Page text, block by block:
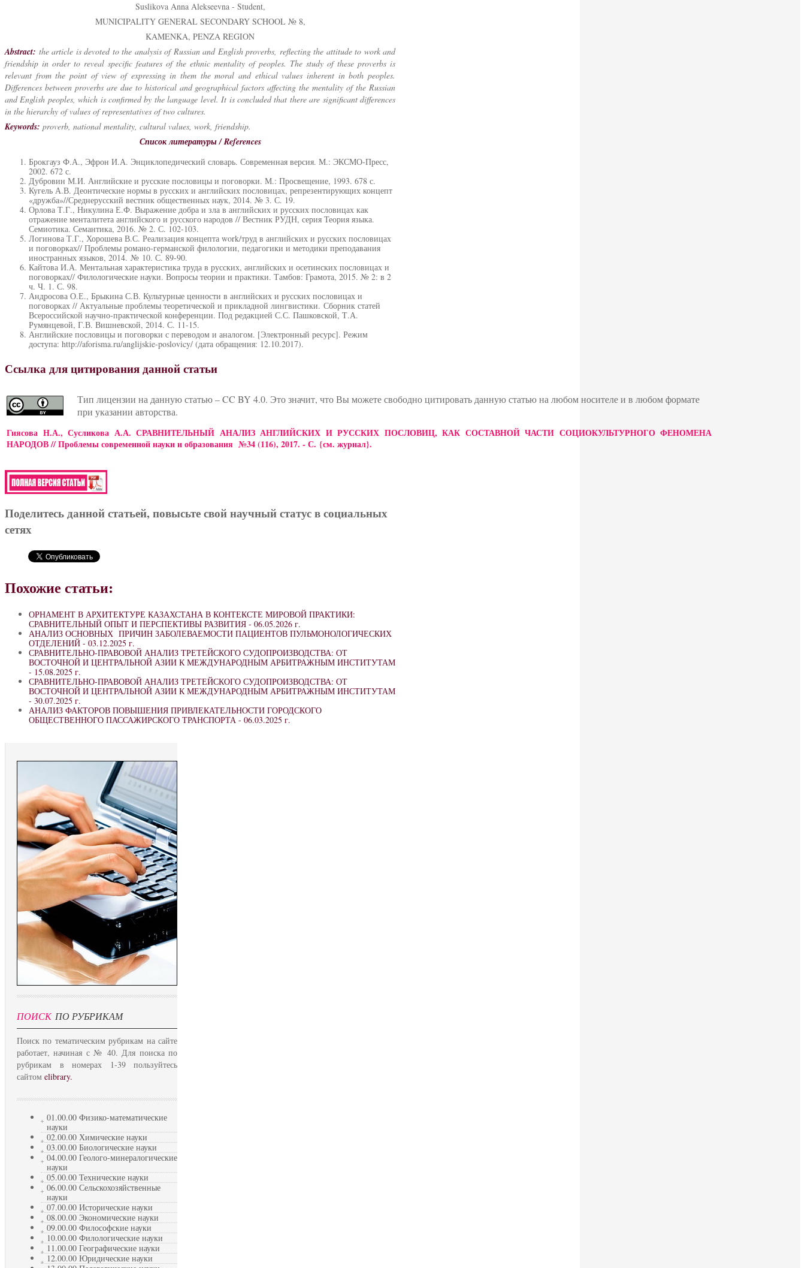
Suslikova Anna Alekseevna - Student,
MUNICIPALITY GENERAL SECONDARY SCHOOL № 8,
KAMENKA, PENZA REGION
Abstract: the article is devoted to the analysis of Russian and English proverbs, reflecting the attitude to work and
friendship in order to reveal specific features of the ethnic mentality of peoples. The study of these proverbs is
relevant from the point of view of expressing in them the moral and ethical values inherent in both peoples.
Differences between proverbs are due to historical and geographical factors affecting the mentality of the Russian
and English peoples, which is confirmed by the language level. It is concluded that there are significant differences
in the hierarchy of values of representatives of two cultures.
Keywords: proverb, national mentality, cultural values, work, friendship.
Список литературы / References
Брокгауз Ф.А., Эфрон И.А. Энциклопедический словарь. Современная версия. М.: ЭКСМО-Пресс,
2002. 672 с.
Дубровин М.И. Английские и русские пословицы и поговорки. М.: Просвещение, 1993. 678 с.
Кугель А.В. Деонтические нормы в русских и английских пословицах, репрезентирующих концепт
«дружба»//Среднерусский вестник общественных наук, 2014. № 3. С. 19.
Орлова Т.Г., Никулина Е.Ф. Выражение добра и зла в английских и русских пословицах как
отражение менталитета английского и русского народов // Вестник РУДН, серия Теория языка.
Семиотика. Семантика, 2016. № 2. С. 102-103.
Логинова Т.Г., Хорошева В.С. Реализация концепта work/труд в английских и русских пословицах
и поговорках// Проблемы романо-германской филологии, педагогики и методики преподавания
иностранных языков, 2014. № 10. С. 89-90.
Кайтова И.А. Ментальная характеристика труда в русских, английских и осетинских пословицах и
поговорках// Филологические науки. Вопросы теории и практики. Тамбов: Грамота, 2015. № 2: в 2
ч. Ч. 1. С. 98.
Андросова О.Е., Брыкина С.В. Культурные ценности в английских и русских пословицах и
поговорках // Актуальные проблемы теоретической и прикладной лингвистики. Сборник статей
Всероссийской научно-практической конференции. Под редакцией С.С. Пашковской, Т.А.
Румянцевой, Г.В. Вишневской, 2014. С. 11-15.
Английские пословицы и поговорки с переводом и аналогом. [Электронный ресурс]. Режим
доступа: http://aforisma.ru/anglijskie-poslovicy/ (дата обращения: 12.10.2017).
Ссылка для цитирования данной статьи
Тип лицензии на данную статью – CC BY 4.0. Это значит, что Вы можете свободно цитировать данную статью на любом носителе и в любом формате
при указании авторства.
Гиясова Н.А., Сусликова А.А. СРАВНИТЕЛЬНЫЙ АНАЛИЗ АНГЛИЙСКИХ И РУССКИХ ПОСЛОВИЦ, КАК СОСТАВНОЙ ЧАСТИ СОЦИОКУЛЬТУРНОГО ФЕНОМЕНА
НАРОДОВ // Проблемы современной науки и образования №34 (116), 2017. - С. {см. журнал}.
Поделитесь данной статьей, повысьте свой научный статус в социальных
сетях
Похожие статьи:
ОРНАМЕНТ В АРХИТЕКТУРЕ КАЗАХСТАНА В КОНТЕКСТЕ МИРОВОЙ ПРАКТИКИ:
СРАВНИТЕЛЬНЫЙ ОПЫТ И ПЕРСПЕКТИВЫ РАЗВИТИЯ - 06.05.2026 г.
АНАЛИЗ ОСНОВНЫХ ПРИЧИН ЗАБОЛЕВАЕМОСТИ ПАЦИЕНТОВ ПУЛЬМОНОЛОГИЧЕСКИХ
ОТДЕЛЕНИЙ - 03.12.2025 г.
СРАВНИТЕЛЬНО-ПРАВОВОЙ АНАЛИЗ ТРЕТЕЙСКОГО СУДОПРОИЗВОДСТВА: ОТ
ВОСТОЧНОЙ И ЦЕНТРАЛЬНОЙ АЗИИ К МЕЖДУНАРОДНЫМ АРБИТРАЖНЫМ ИНСТИТУТАМ
- 15.08.2025 г.
СРАВНИТЕЛЬНО-ПРАВОВОЙ АНАЛИЗ ТРЕТЕЙСКОГО СУДОПРОИЗВОДСТВА: ОТ
ВОСТОЧНОЙ И ЦЕНТРАЛЬНОЙ АЗИИ К МЕЖДУНАРОДНЫМ АРБИТРАЖНЫМ ИНСТИТУТАМ
- 30.07.2025 г.
АНАЛИЗ ФАКТОРОВ ПОВЫШЕНИЯ ПРИВЛЕКАТЕЛЬНОСТИ ГОРОДСКОГО
ОБЩЕСТВЕННОГО ПАССАЖИРСКОГО ТРАНСПОРТА - 06.03.2025 г.
ПОИСК ПО РУБРИКАМ
Поиск по тематическим рубрикам на сайте
работает, начиная с № 40. Для поиска по
рубрикам в номерах 1-39 пользуйтесь
сайтом elibrary.
01.00.00 Физико-математические
науки
02.00.00 Химические науки
03.00.00 Биологические науки
04.00.00 Геолого-минералогические
науки
05.00.00 Технические науки
06.00.00 Сельскохозяйственные
науки
07.00.00 Исторические науки
08.00.00 Экономические науки
09.00.00 Философские науки
10.00.00 Филологические науки
11.00.00 Географические науки
12.00.00 Юридические науки